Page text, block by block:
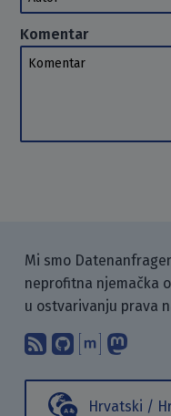
Komentar
Komentar
Mi smo
neprofitna njemačka
u ostvarivanju prava
Pretplati se
Pronađi
Hrvatski /